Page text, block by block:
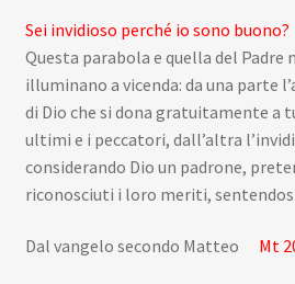
Sei invidioso perché io sono buono?
Questa parabola e quella del Padre
illuminano a vicenda: da una parte
di Dio che si dona gratuitamente a
ultimi e i peccatori, dall’altra
considerando Dio un padrone,
riconosciuti i loro meriti,
Dal vangelo secondo Matteo Mt